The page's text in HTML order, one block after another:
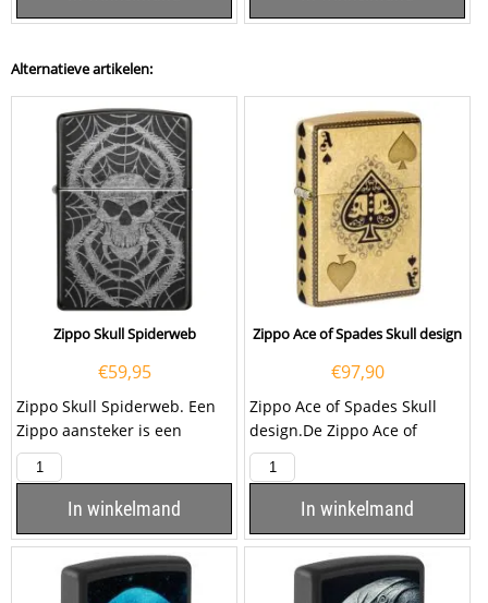
Alternatieve artikelen:
Zippo Skull Spiderweb
€59,95
Zippo Skull Spiderweb. Een
Zippo aansteker is een
kwalitatief
goede aansteker met de...
In winkelmand
Zippo Ace of Spades Skull design
€97,90
Zippo Ace of Spades Skull
design.De Zippo Ace of
Spades Skull design is
Tumbled brass afgewerkt
In winkelmand